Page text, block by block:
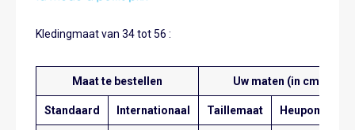
Kledingmaat van 34 tot 56 :
Maat te bestellen Uw maten (in cm)
Standaard Internationaal Taillemaat Heupomvang